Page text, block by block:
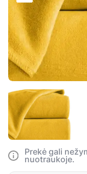
Prekė gali
nuotraukoje.